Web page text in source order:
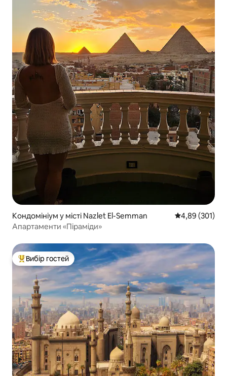
Кондомініум у місті Nazlet El-Semman Середня
4,89 (301)
Апартаменти «Піраміди»
Топ вибір гостей
Вибір гостей